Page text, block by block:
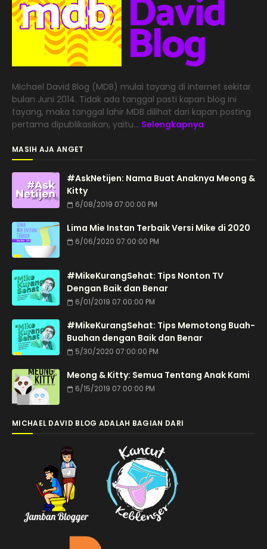
Michael David Blog (MDB) mulai tayang di internet sekitar
bulan Juni 2014. Tidak ada tanggal pasti kapan blog ini
tayang, maka tanggal lahir MDB dilihat dari kapan posting
pertama dipublikasikan, yaitu... Selengkapnya
MASIH AJA ANGET
#AskNetijen: Nama Buat Anaknya Meong &
Kitty
6/08/2019 07:00:00 PM
Lima Mie Instan Terbaik Versi Mike di 2020
6/06/2020 07:00:00 PM
#MikeKurangSehat: Tips Nonton TV
Dengan Baik dan Benar
6/01/2019 07:00:00 PM
#MikeKurangSehat: Tips Memotong Buah-
Buahan dengan Baik dan Benar
5/30/2020 07:00:00 PM
Meong & Kitty: Semua Tentang Anak Kami
6/15/2019 07:00:00 PM
MICHAEL DAVID BLOG ADALAH BAGIAN DARI